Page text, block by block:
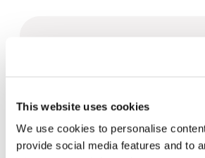
This website uses cookies
We use cookies to personalise
provide social media features and to
Nolan: Ulises y la
de un nuevo
5 de agosto de 2026